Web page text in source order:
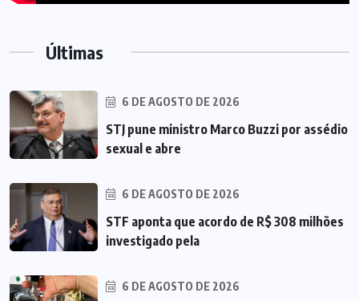
Últimas
6 DE AGOSTO DE 2026
STJ pune ministro Marco Buzzi por assédio
sexual e abre
6 DE AGOSTO DE 2026
STF aponta que acordo de R$ 308 milhões
investigado pela
6 DE AGOSTO DE 2026